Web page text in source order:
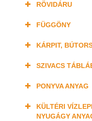
RÖVIDÁRU
FÜGGÖNY
KÁRPIT,
SZIVACS
PONYVA ANYAG
KÜLTÉRI
NYUGÁGY